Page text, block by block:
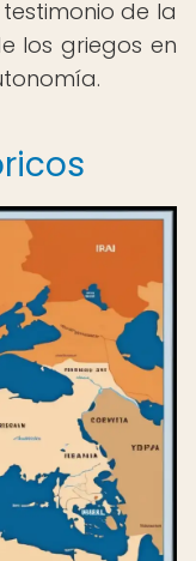
de la
los griegos en